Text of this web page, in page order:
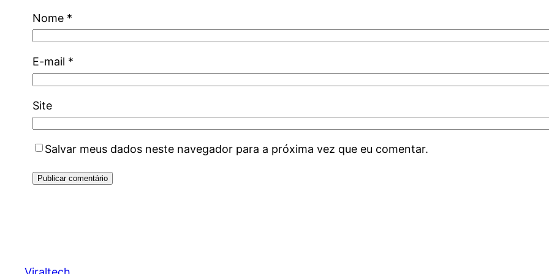
Nome *
E-mail *
Site
Salvar meus dados neste navegador para a próxima vez que eu comentar.